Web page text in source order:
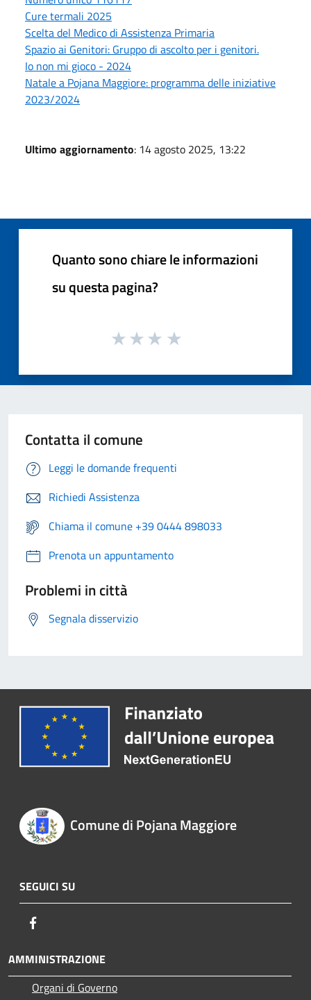
Cure termali 2025
Scelta del Medico di Assistenza Primaria
Spazio ai Genitori: Gruppo di ascolto per i genitori.
Io non mi gioco - 2024
Natale a Pojana Maggiore: programma delle iniziative
2023/2024
Ultimo aggiornamento: 14 agosto 2025, 13:22
Quanto sono chiare le informazioni
su questa pagina?
Contatta il comune
Leggi le domande frequenti
Richiedi Assistenza
Chiama il comune +39 0444 898033
Prenota un appuntamento
Problemi in città
Segnala disservizio
Comune di Pojana Maggiore
SEGUICI SU
AMMINISTRAZIONE
Organi di Governo